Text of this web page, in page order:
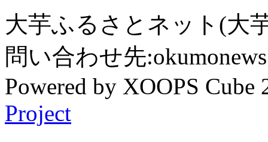
大芋ふるさとネット(大
問い合わせ先
Powered by XOOPS
Project